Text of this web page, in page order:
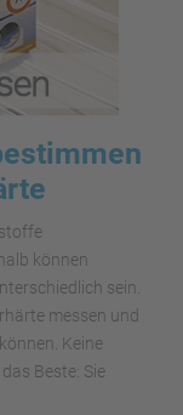
können
sein.
messen und
Keine
Beste: Sie